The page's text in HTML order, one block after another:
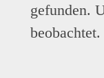
gefunden.
beobachtet.